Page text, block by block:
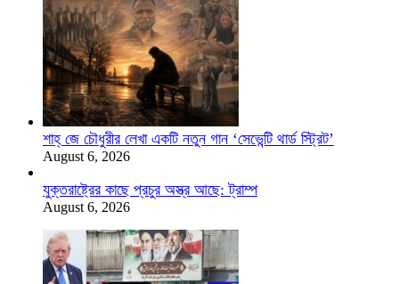
শাহ্‌ জে চৌধুরীর লেখা একটি নতুন গান ‘সেভেন্টি থার্ড স্ট্রিট’
August 6, 2026
যুক্তরাষ্ট্রের কাছে প্রচুর অস্ত্র আছে: ট্রাম্প
August 6, 2026